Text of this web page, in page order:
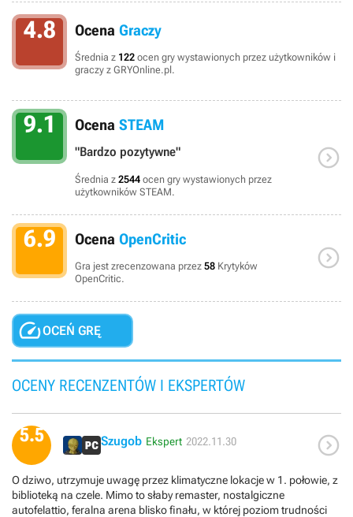
4.8 Ocena Graczy
Średnia z 122 ocen gry wystawionych przez użytkowników i
graczy z GRYOnline.pl.
9.1 Ocena STEAM
"Bardzo pozytywne"
Średnia z 2544 ocen gry wystawionych przez
użytkowników STEAM.

6.9 Ocena OpenCritic
Gra jest zrecenzowana przez 58 Krytyków
OpenCritic.

OCEŃ GRĘ
OCENY RECENZENTÓW I EKSPERTÓW
5.5 Szugob Ekspert 2022.11.30 
O dziwo, utrzymuje uwagę przez klimatyczne lokacje w 1. połowie, z
biblioteką na czele. Mimo to słaby remaster, nostalgiczne
autofelattio, feralna arena blisko finału, w której poziom trudności